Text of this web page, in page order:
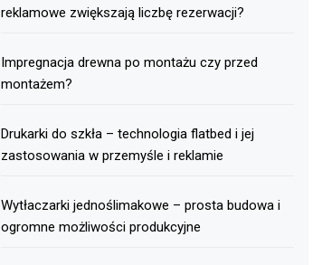
reklamowe zwiększają liczbę rezerwacji?
Impregnacja drewna po montażu czy przed
montażem?
Drukarki do szkła – technologia flatbed i jej
zastosowania w przemyśle i reklamie
Wytłaczarki jednoślimakowe – prosta budowa i
ogromne możliwości produkcyjne